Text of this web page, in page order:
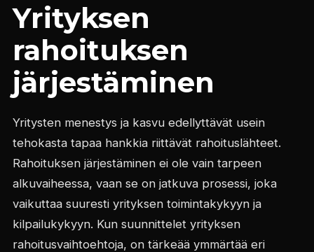
Yrityksen
rahoituksen
järjestäminen
Yritysten menestys ja kasvu edellyttävät usein
tehokasta tapaa hankkia riittävät rahoituslähteet.
Rahoituksen järjestäminen ei ole vain tarpeen
alkuvaiheessa, vaan se on jatkuva prosessi, joka
vaikuttaa suuresti yrityksen toimintakykyyn ja
kilpailukykyyn. Kun suunnittelet yrityksen
rahoitusvaihtoehtoja, on tärkeää ymmärtää eri